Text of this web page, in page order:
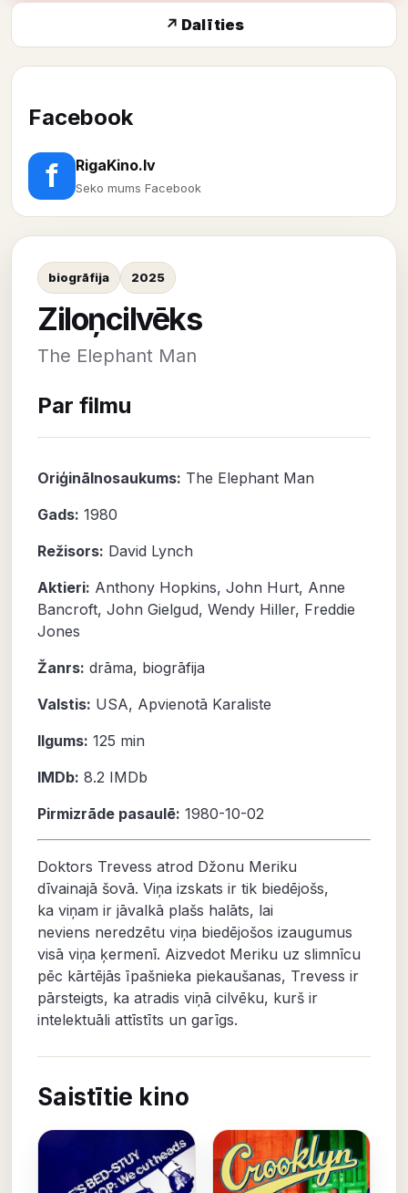
↗ Dalīties
Facebook
f RigaKino.lv
Seko mums Facebook
biogrāfija 2025
Ziloņcilvēks
The Elephant Man
Par filmu
Oriģinālnosaukums: The Elephant Man
Gads: 1980
Režisors: David Lynch
Aktieri: Anthony Hopkins, John Hurt, Anne
Bancroft, John Gielgud, Wendy Hiller, Freddie
Jones
Žanrs: drāma, biogrāfija
Valstis: USA, Apvienotā Karaliste
Ilgums: 125 min
IMDb: 8.2 IMDb
Pirmizrāde pasaulē: 1980-10-02
Doktors Trevess atrod Džonu Meriku
dīvainajā šovā. Viņa izskats ir tik biedējošs,
ka viņam ir jāvalkā plašs halāts, lai
neviens neredzētu viņa biedējošos izaugumus
visā viņa ķermenī. Aizvedot Meriku uz slimnīcu
pēc kārtējās īpašnieka piekaušanas, Trevess ir
pārsteigts, ka atradis viņā cilvēku, kurš ir
intelektuāli attīstīts un garīgs.
Saistītie kino